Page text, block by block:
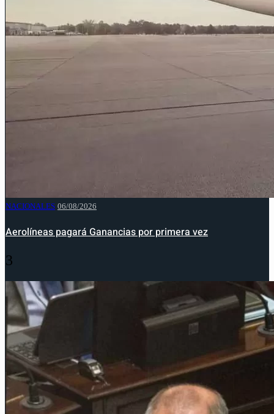
NACIONALES 06/08/2026
Aerolíneas pagará Ganancias por primera vez
3